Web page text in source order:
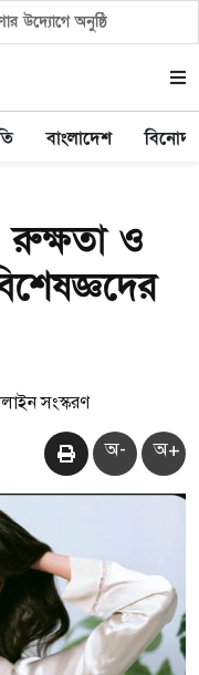
উদ্যোগে অনুষ্ঠিত হলো ‘ক্লাইমেট
বাংলাদেশ
রুক্ষতা ও
সংস্করণ
অ- অ+